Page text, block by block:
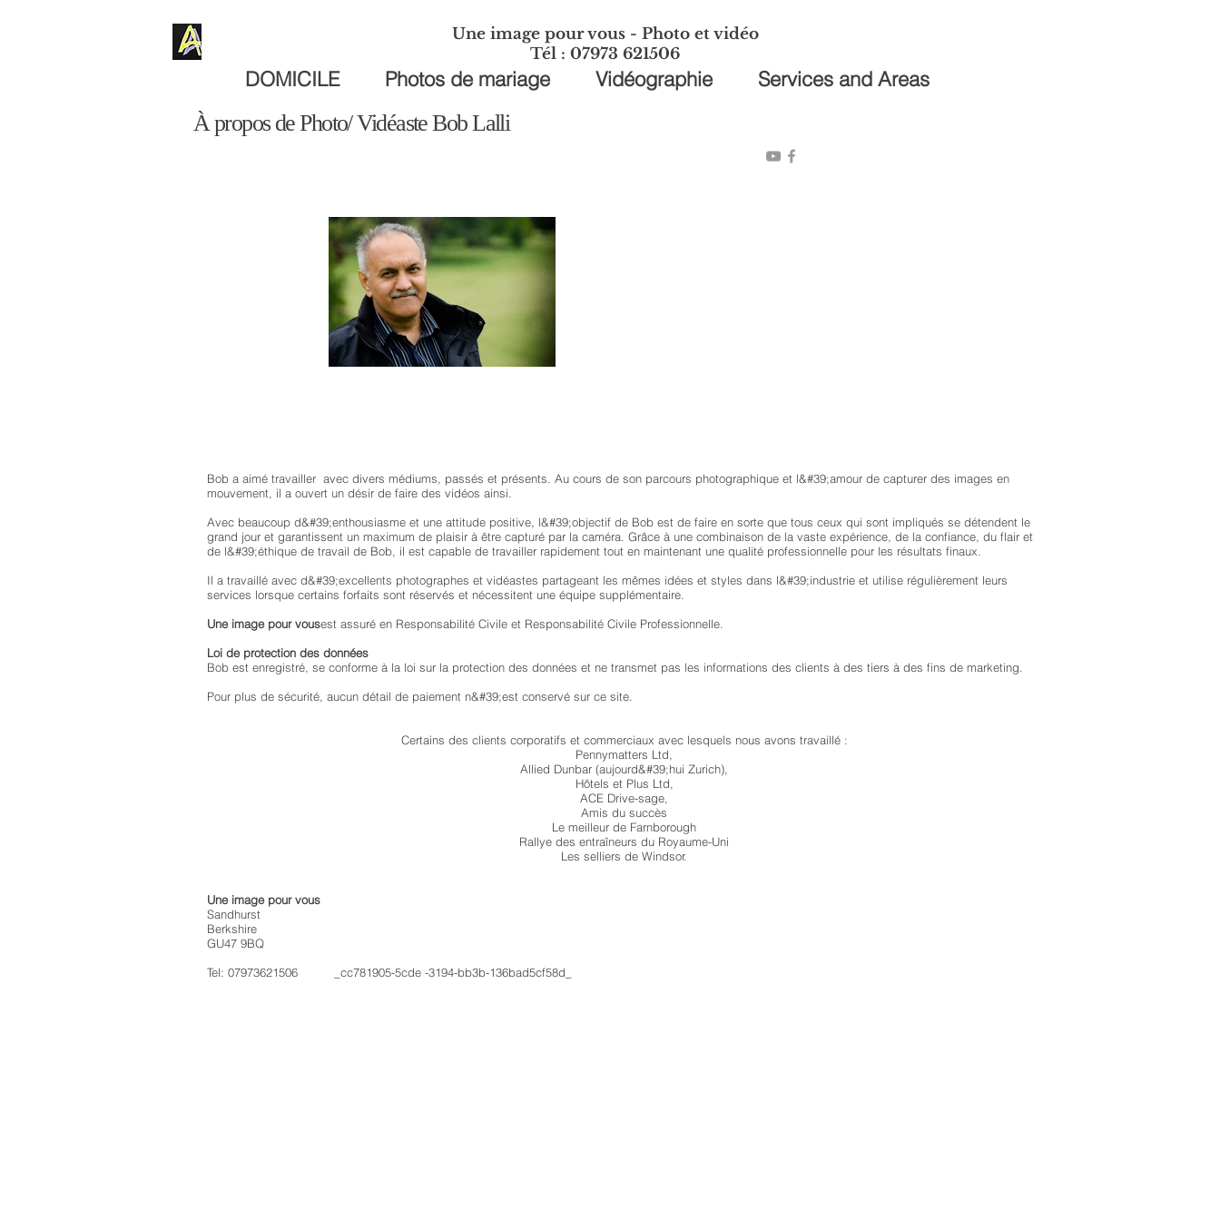
Une image pour vous - Photo et vidéo
Tél : 07973 621506
DOMICILE Photos de mariage Vidéographie Services and Areas
À propos de Photo/ Vidéaste Bob Lalli
Bob a aimé travailler avec divers médiums, passés et présents. Au cours de son parcours photographique et l&#39;amour de capturer des images en
mouvement, il a ouvert un désir de faire des vidéos ainsi.
Avec beaucoup d&#39;enthousiasme et une attitude positive, l&#39;objectif de Bob est de faire en sorte que tous ceux qui sont impliqués se détendent le
grand jour et garantissent un maximum de plaisir à être capturé par la caméra. Grâce à une combinaison de la vaste expérience, de la confiance, du flair et
de l&#39;éthique de travail de Bob, il est capable de travailler rapidement tout en maintenant une qualité professionnelle pour les résultats finaux.
Il a travaillé avec d&#39;excellents photographes et vidéastes partageant les mêmes idées et styles dans l&#39;industrie et utilise régulièrement leurs
services lorsque certains forfaits sont réservés et nécessitent une équipe supplémentaire.
Une image pour vousest assuré en Responsabilité Civile et Responsabilité Civile Professionnelle.
Loi de protection des données
Bob est enregistré, se conforme à la loi sur la protection des données et ne transmet pas les informations des clients à des tiers à des fins de marketing.
Pour plus de sécurité, aucun détail de paiement n&#39;est conservé sur ce site.
Certains des clients corporatifs et commerciaux avec lesquels nous avons travaillé :
Pennymatters Ltd,
Allied Dunbar (aujourd&#39;hui Zurich),
Hôtels et Plus Ltd,
ACE Drive-sage,
Amis du succès
Le meilleur de Farnborough
Rallye des entraîneurs du Royaume-Uni
Les selliers de Windsor.
Une image pour vous
Sandhurst
Berkshire
GU47 9BQ
Tel: 07973621506 _cc781905-5cde -3194-bb3b-136bad5cf58d_